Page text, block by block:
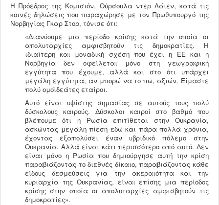
Η Πρόεδρος της Κομισιόν, Ούρσουλα ντερ Λάιεν, κατά τις
κοινές δηλώσεις που παραχώρησε με τον Πρωθυπουργό της
Νορβηγίας Γκαρ Στορ, τόνισε ότι:
«Διανύουμε μια περίοδο κρίσης κατά την οποία οι
απολυταρχίες αμφισβητούν τις δημοκρατίες. Η
ιδιαίτερη και μοναδική σχέση που έχει η ΕΕ και η
Νορβηγία δεν οφείλεται μόνο στη γεωγραφική
εγγύτητα που έχουμε, αλλά και στο ότι υπάρχει
μεγάλη εγγύτητα, αν μπορώ να το πω, αξιών. Είμαστε
πολύ ομοϊδεάτες εταίροι.
Αυτό είναι υψίστης σημασίας σε αυτούς τους πολύ
δύσκολους καιρούς. Δύσκολοι καιροί στο βαθμό που
βλέπουμε ότι η Ρωσία επιτίθεται στην Ουκρανία,
ασκώντας μεγάλη πίεση εδώ και πάρα πολλά χρόνια,
έχοντας εξαπολύσει έναν υβριδικό πόλεμο στην
Ουκρανία. Αλλά είναι κάτι περισσότερο από αυτό. Δεν
είναι μόνο η Ρωσία που δημιούργησε αυτή την κρίση
παραβιάζοντας το διεθνές δίκαιο, παραβιάζοντας κάθε
είδους δεσμεύσεις για την ακεραιότητα και την
κυριαρχία της Ουκρανίας, είναι επίσης μια περίοδος
κρίσης στην οποία οι απολυταρχίες αμφισβητούν τις
δημοκρατίες».